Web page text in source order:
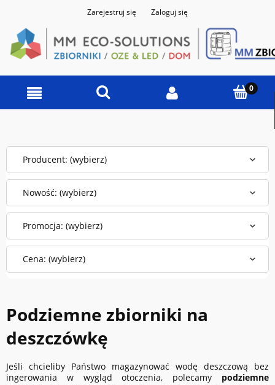
Zarejestruj się Zaloguj się
Producent: (wybierz)
Cena: (wybierz)
Nowość: (wybierz)
Promocja: (wybierz)
Podziemne zbiorniki na
deszczówkę
Jeśli chcieliby Państwo magazynować wodę deszczową bez
ingerowania w wygląd otoczenia, polecamy podziemne